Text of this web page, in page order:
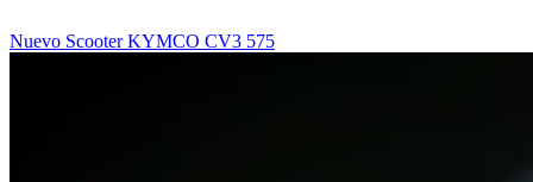
Nuevo Scooter KYMCO CV3 575